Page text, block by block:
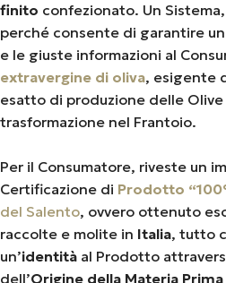
finito confezionato. Un
perché consente di garantire
e le giuste informazioni al
extravergine di oliva, esigente
esatto di produzione delle Olive
trasformazione nel Frantoio.
Per il Consumatore, riveste un
Certificazione di Prodotto
del Salento, ovvero ottenuto
raccolte e molite in Italia, tutto
un’identità al Prodotto
dell’Origine della Materia Prima